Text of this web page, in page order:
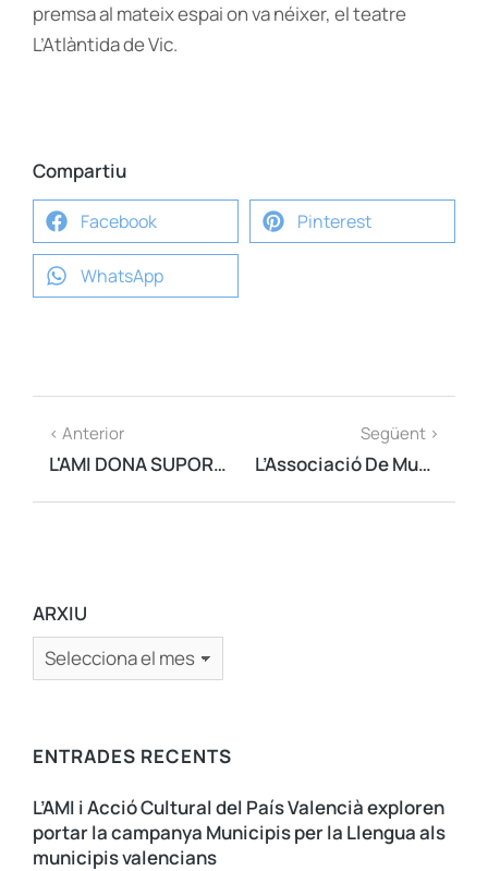
premsa al mateix espai on va néixer, el teatre
L’Atlàntida de Vic.
Compartiu
Facebook Pinterest
WhatsApp
< Anterior
L'AMI DONA SUPORT A L'EX-ALCALDE DE DOSRIUS, QUE DECLARA PER L'1O
Següent >
L’Associació De Municipis Per La Independència Ha Presentat Els Actes Per Commemorar Els 10 Anys
ARXIU
ENTRADES RECENTS
L’AMI i Acció Cultural del País Valencià exploren
portar la campanya Municipis per la Llengua als
municipis valencians